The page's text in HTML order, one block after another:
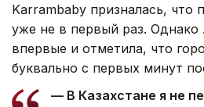
Karrambaby призналась, что
уже не в первый раз. Однако
впервые и отметила, что
буквально с первых минут
— В Казахстане я не